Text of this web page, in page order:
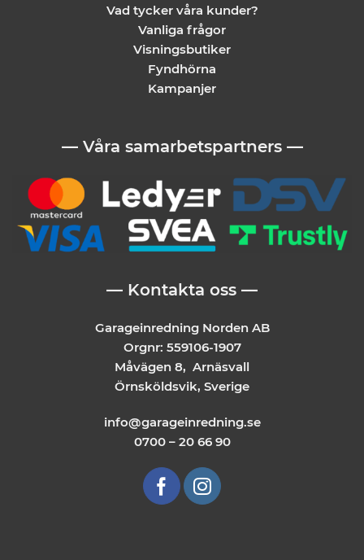
Vad tycker våra kunder?
Vanliga frågor
Visningsbutiker
Fyndhörna
Kampanjer
— Våra samarbetspartners —
— Kontakta oss —
Garageinredning Norden AB
Orgnr: 559106-1907
Måvägen 8, Arnäsvall
Örnsköldsvik, Sverige
info@garageinredning.se
0700 – 20 66 90